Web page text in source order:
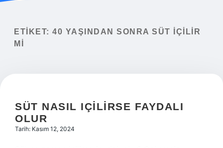
Yasal Uyarı
ETIKET: 40 YAŞINDAN SONRA SÜT IÇILIR
MI
SÜT NASIL IÇILIRSE FAYDALI
OLUR
Tarih: Kasım 12, 2024